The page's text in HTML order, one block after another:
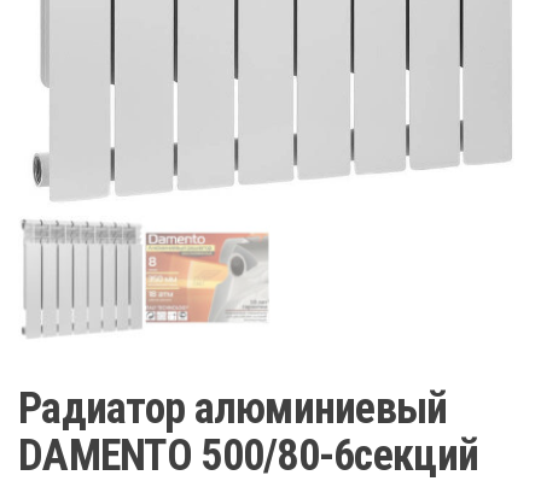
Радиатор алюминиевый
DAMENTO 500/80-6секций